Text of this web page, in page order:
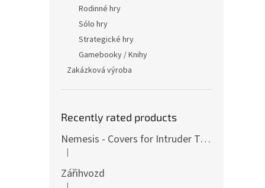
Rodinné hry
Sólo hry
Strategické hry
Gamebooky / Knihy
Zakázková výroba
Recently rated products
Nemesis - Covers for Intruder Tokens (variants also for expansion / Lockdown)
The product rating is 4 out of 5 stars.
|
Zářihvozd